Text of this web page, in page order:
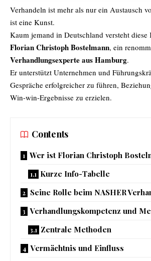
Verhandeln ist mehr als nur ein Austausch
ist eine Kunst.
Kaum jemand in Deutschland versteht
Florian Christoph Bostelmann, ein
Verhandlungsexperte aus Hamburg.
Er unterstützt Unternehmen und
Gespräche erfolgreicher zu führen,
Win-win-Ergebnisse zu erzielen.
Contents
Wer ist Florian Christoph
Kurze Info-Tabelle
Seine Rolle beim NASHER
Verhandlungskompetenz und
Zentrale Methoden
Vermächtnis und Einfluss